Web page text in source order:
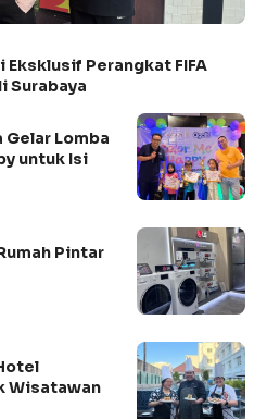
Perangkat FIFA
Surabaya
Lomba
untuk Isi
Pintar
Wisatawan